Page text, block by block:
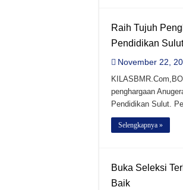
Raih Tujuh
Pendidikan
November 22,
penghargaan
Pendidikan Sulut.
Selengkapnya »
Buka Seleksi
Baik